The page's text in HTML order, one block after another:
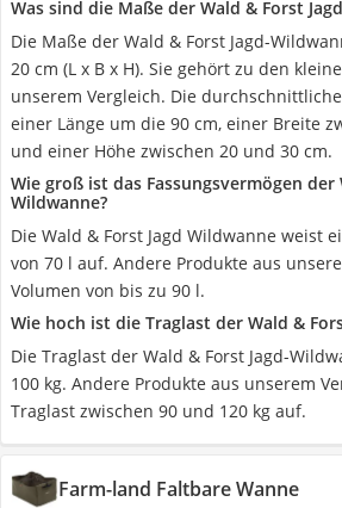
Was sind die Maße der Wald & Forst
Die Maße der Wald & Forst Jagd-
20 cm (L x B x H). Sie gehört zu den
unserem Vergleich. Die
einer Länge um die 90 cm, einer Breite
und einer Höhe zwischen 20 und 30 cm.
Wie groß ist das Fassungsvermögen der
Wildwanne?
Die Wald & Forst Jagd Wildwanne weist
von 70 l auf. Andere Produkte aus
Volumen von bis zu 90 l.
Wie hoch ist die Traglast der Wald &
Die Traglast der Wald & Forst Jagd-
100 kg. Andere Produkte aus unserem
Traglast zwischen 90 und 120 kg auf.
Farm-land Faltbare Wanne